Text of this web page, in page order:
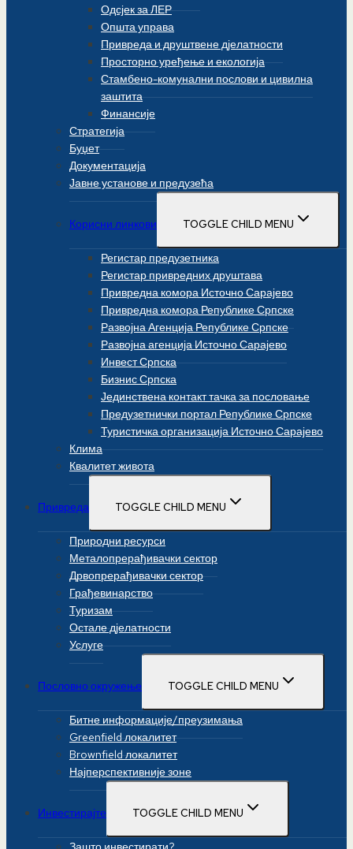
Одсјек за ЛЕР
Општа управа
Привреда и друштвене дјелатности
Просторно уређење и екологија
Стамбено-комунални послови и цивилна
заштита
Финансије
Стратегија
Буџет
Документација
Јавне установе и предузећа
Корисни линкови TOGGLE CHILD MENU
Регистар предузетника
Регистар привредних друштава
Привредна комора Источно Сарајево
Привредна комора Републике Српске
Развојна Агенција Републике Српске
Развојна агенција Источно Сарајево
Инвест Српска
Бизнис Српска
Јединствена контакт тачка за пословање
Предузетнички портал Републике Српске
Туристичка организација Источно Сарајево
Клима
Квалитет живота
Привреда TOGGLE CHILD MENU
Природни ресурси
Металопрерађивачки сектор
Дрвопрерађивачки сектор
Грађевинарство
Туризам
Остале дјелатности
Услуге
Пословно окружење TOGGLE CHILD MENU
Битне информације/преузимања
Greenfield локалитет
Brownfield локалитет
Најперспективније зоне
Инвестирајте TOGGLE CHILD MENU